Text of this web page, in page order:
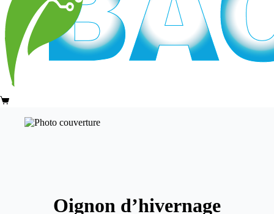
Panier
Oignon d’hivernage